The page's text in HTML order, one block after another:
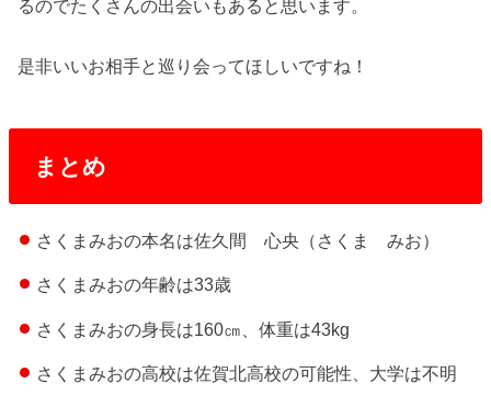
るのでたくさんの出会いもあると思います。
是非いいお相手と巡り会ってほしいですね！
まとめ
さくまみおの本名は佐久間 心央（さくま みお）
さくまみおの年齢は33歳
さくまみおの身長は160㎝、体重は43kg
さくまみおの高校は佐賀北高校の可能性、大学は不明